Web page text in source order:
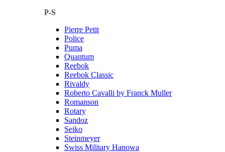
P-S
Pierre Petit
Police
Puma
Quantum
Reebok
Reebok Classic
Rivaldy
Roberto Cavalli by Franck Muller
Romanson
Rotary
Sandoz
Seiko
Steinmeyer
Swiss Military Hanowa